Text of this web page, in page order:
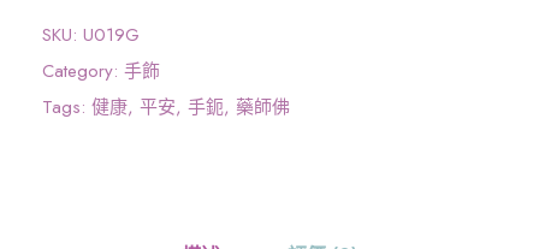
能
量
》
SKU: U019G
Category: 手飾
Tags: 健康, 平安, 手鈪, 藥師佛